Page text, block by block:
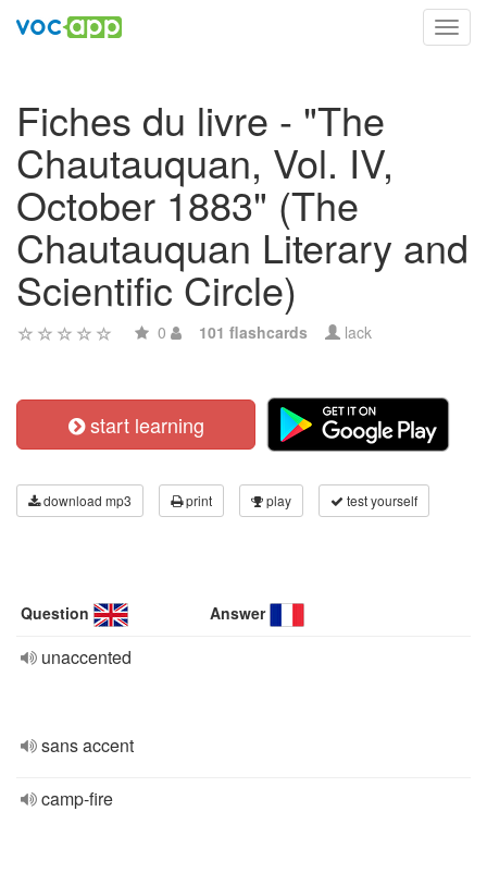
Fiches du livre - "The
Chautauquan, Vol. IV,
October 1883" (The
Chautauquan Literary and
Scientific Circle)
0 101 flashcards lack
start learning
download mp3 print play test yourself
Question Answer
unaccented
sans accent
camp-fire